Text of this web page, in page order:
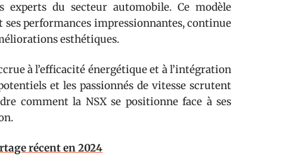
du secteur automobile. Ce modèle
performances impressionnantes, continue
esthétiques.
à l’efficacité énergétique et à l’intégration
et les passionnés de vitesse scrutent
comment la NSX se positionne face à ses
récent en 2024